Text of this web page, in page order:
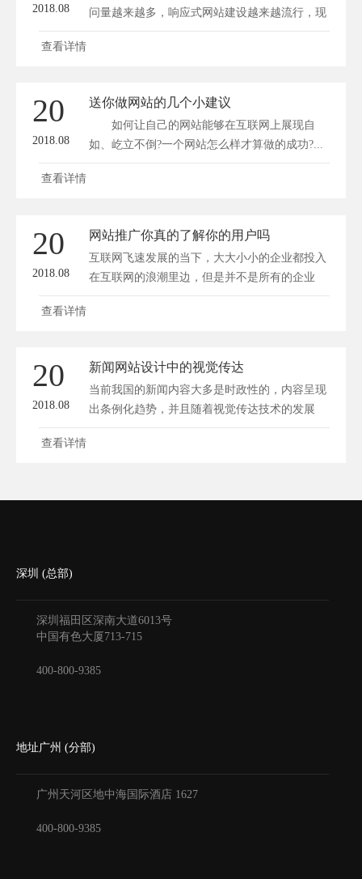
2018.08
问量越来越多，响应式网站建设越来越流行，现
在很...
查看详情
20
2018.08
送你做网站的几个小建议
如何让自己的网站能够在互联网上展现自
如、屹立不倒?一个网站怎么样才算做的成功?...
查看详情
20
2018.08
网站推广你真的了解你的用户吗
互联网飞速发展的当下，大大小小的企业都投入
在互联网的浪潮里边，但是并不是所有的企业
都...
查看详情
20
2018.08
新闻网站设计中的视觉传达
当前我国的新闻内容大多是时政性的，内容呈现
出条例化趋势，并且随着视觉传达技术的发展
需...
查看详情
深圳 (总部)
深圳福田区深南大道6013号
中国有色大厦713-715
400-800-9385
地址广州 (分部)
广州天河区地中海国际酒店 1627
400-800-9385